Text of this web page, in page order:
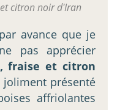
citron noir d'Iran
avance que je
pas apprécier
fraise et citron
joliment présenté
affriolantes